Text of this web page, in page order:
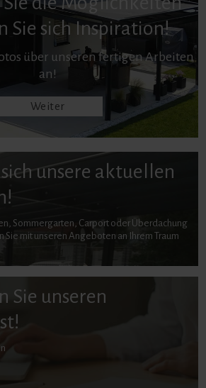
Sie sich Inspiration!
über unseren fertigen Arbeiten
an!
Weiter
sich unsere aktuellen
Sommergarten, Carport oder Überdachung
Sie mit unseren Angeboten an Ihrem Traum
Sie unseren